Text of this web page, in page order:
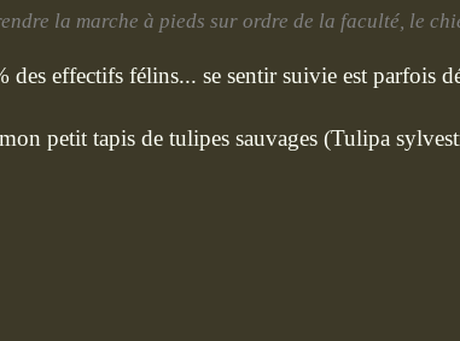
la marche à pieds sur ordre de la faculté, le
effectifs félins... se sentir suivie est parfois
petit tapis de tulipes sauvages (Tulipa